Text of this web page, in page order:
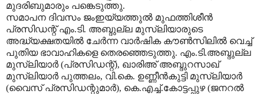
മുദരിബുമാരും പങ്കെടുത്തു.
സമാപന ദിവസം ജംഇയ്യത്തുല്‍ മുഫത്തിശീന്‍
പ്രസിഡന്റ് എം.ടി. അബ്ദുല്ല മുസ്‌ലിയാരുടെ
അദ്ധ്യക്ഷതയില്‍ ചേര്‍ന്ന വാര്‍ഷിക കൗണ്‍സിലില്‍ വെച്ച്
പുതിയ ഭാവാഹികളെ തെരഞ്ഞെടുത്തു. എം.ടി.അബ്ദുല്ല
മുസ്‌ലിയാര്‍ (പ്രസിഡന്റ്), ഖാരിഅ് അബ്ദുറസാഖ്
മുസ്‌ലിയാര്‍ പുത്തലം, വി.കെ. ഉണ്ണീന്‍കുട്ടി മുസ്‌ലിയാര്‍
(വൈസ് പ്രസിഡന്റുമാര്‍), കെ.എച്ച്.കോട്ടപ്പുഴ (ജനറല്‍